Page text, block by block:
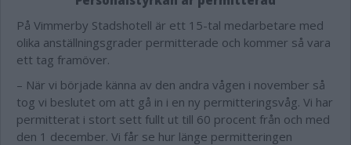
På Vimmerby Stadshotell är ett 15-tal medarbetare med
olika anställningsgrader permitterade och kommer så vara
ett tag framöver.
– När vi började känna av den andra vågen i november så
tog vi beslutet om att gå in i en ny permitteringsvåg. Vi har
permitterat i stort sett fullt ut till 60 procent från och med
den 1 december. Vi får se hur länge permitteringen